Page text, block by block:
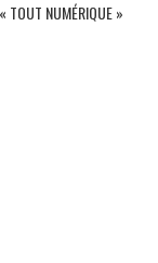
TOUT NUMÉRIQUE »